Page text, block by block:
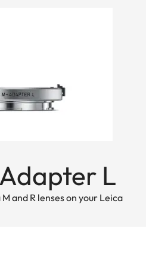
L
and R lenses on your Leica